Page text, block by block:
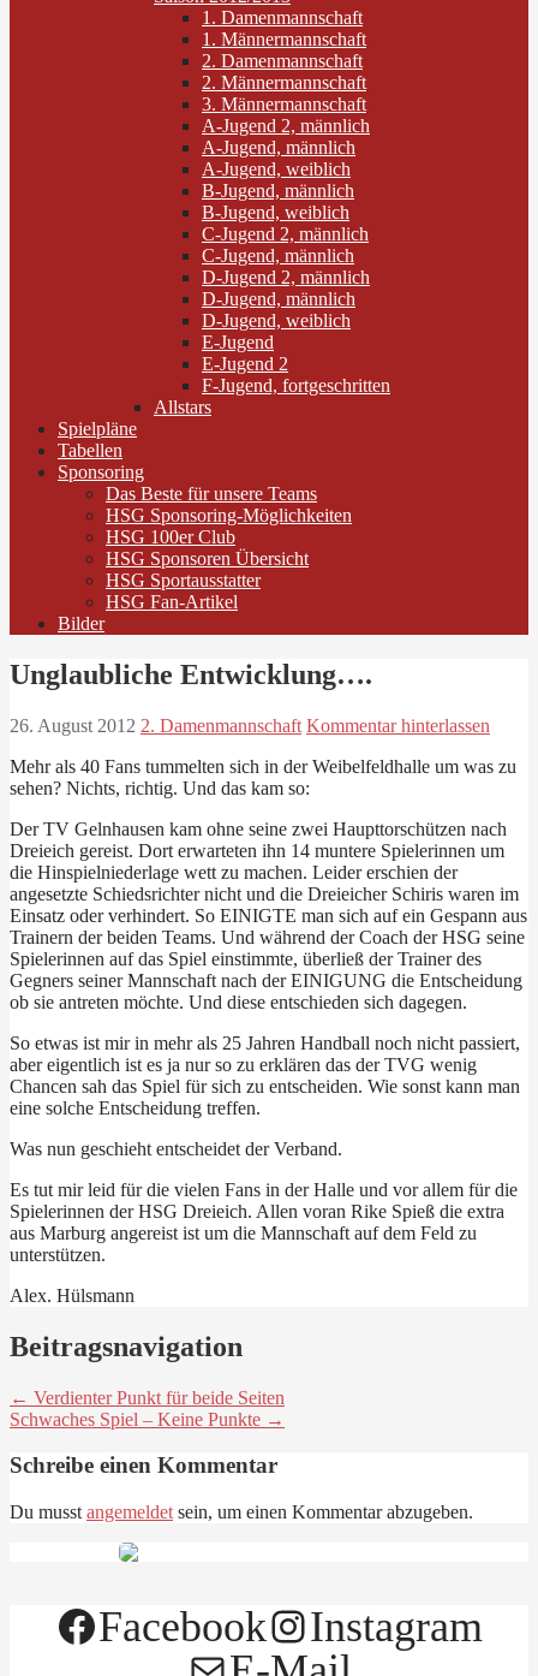
1. Damenmannschaft
1. Männermannschaft
2. Damenmannschaft
2. Männermannschaft
3. Männermannschaft
A-Jugend 2, männlich
A-Jugend, männlich
A-Jugend, weiblich
B-Jugend, männlich
B-Jugend, weiblich
C-Jugend 2, männlich
C-Jugend, männlich
D-Jugend 2, männlich
D-Jugend, männlich
D-Jugend, weiblich
E-Jugend
E-Jugend 2
F-Jugend, fortgeschritten
Allstars
Spielpläne
Tabellen
Sponsoring
Das Beste für unsere Teams
HSG Sponsoring-Möglichkeiten
HSG 100er Club
HSG Sponsoren Übersicht
HSG Sportausstatter
HSG Fan-Artikel
Bilder
Unglaubliche Entwicklung….
26. August 2012 2. Damenmannschaft Kommentar hinterlassen
Mehr als 40 Fans tummelten sich in der Weibelfeldhalle um was zu
sehen? Nichts, richtig. Und das kam so:
Der TV Gelnhausen kam ohne seine zwei Haupttorschützen nach
Dreieich gereist. Dort erwarteten ihn 14 muntere Spielerinnen um
die Hinspielniederlage wett zu machen. Leider erschien der
angesetzte Schiedsrichter nicht und die Dreieicher Schiris waren im
Einsatz oder verhindert. So EINIGTE man sich auf ein Gespann aus
Trainern der beiden Teams. Und während der Coach der HSG seine
Spielerinnen auf das Spiel einstimmte, überließ der Trainer des
Gegners seiner Mannschaft nach der EINIGUNG die Entscheidung
ob sie antreten möchte. Und diese entschieden sich dagegen.
So etwas ist mir in mehr als 25 Jahren Handball noch nicht passiert,
aber eigentlich ist es ja nur so zu erklären das der TVG wenig
Chancen sah das Spiel für sich zu entscheiden. Wie sonst kann man
eine solche Entscheidung treffen.
Was nun geschieht entscheidet der Verband.
Es tut mir leid für die vielen Fans in der Halle und vor allem für die
Spielerinnen der HSG Dreieich. Allen voran Rike Spieß die extra
aus Marburg angereist ist um die Mannschaft auf dem Feld zu
unterstützen.
Alex. Hülsmann
Beitragsnavigation
← Verdienter Punkt für beide Seiten
Schwaches Spiel – Keine Punkte →
Schreibe einen Kommentar
Du musst angemeldet sein, um einen Kommentar abzugeben.
Facebook
Instagram